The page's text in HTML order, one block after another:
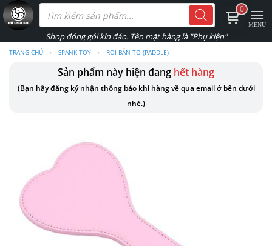
Skip
to
Tìm
kiếm
phẩm
TRANG CHỦ › SPANK TOY › ROI BẢN TO (PADDLE)
Sản phẩm này hiện đang hết hàng
(Bạn hãy đăng ký nhận thông báo khi hàng về qua email ở bên dưới
nhé.)
0